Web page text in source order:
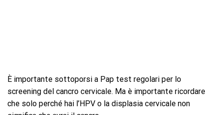
È importante sottoporsi a Pap test regolari per lo
screening del cancro cervicale. Ma è importante ricordare
che solo perché hai l’HPV o la displasia cervicale non